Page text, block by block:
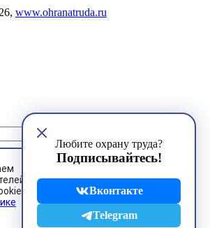
Любите охрану труда?
Подписывайтесь!
Вконтакте
Telegram
www.ohranatruda.ru